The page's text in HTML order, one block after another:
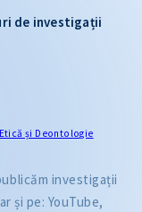
de investigații
și Deontologie
investigații
și pe: YouTube,